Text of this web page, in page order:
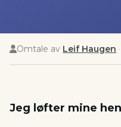
Omtale av Leif Haugen
Jeg løfter mine